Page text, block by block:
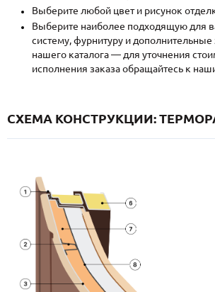
Каталог
Записаться на замер
Выберите любой цвет и рисунок
Выберите наиболее подходящую для
систему, фурнитуру и
нашего каталога — для уточнения
исполнения заказа обращайтесь к
СХЕМА КОНСТРУКЦИИ: